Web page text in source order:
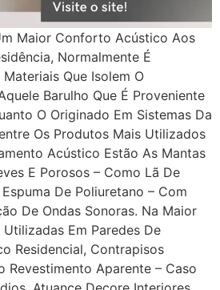
Maior Conforto Acústico Aos
Normalmente É
Que Isolem O
Barulho Que É Proveniente
O Originado Em Sistemas Da
Os Produtos Mais Utilizados
Acústico Estão As Mantas
E Porosos – Como Lã De
De Poliuretano – Com
De Ondas Sonoras. Na Maior
Em Paredes De
Residencial, Contrapisos
Revestimento Aparente – Caso